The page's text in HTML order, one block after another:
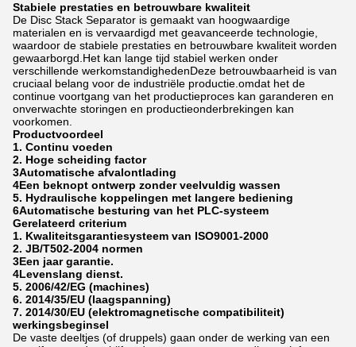
Stabiele prestaties en betrouwbare kwaliteit
De Disc Stack Separator is gemaakt van hoogwaardige
materialen en is vervaardigd met geavanceerde technologie,
waardoor de stabiele prestaties en betrouwbare kwaliteit worden
gewaarborgd.Het kan lange tijd stabiel werken onder
verschillende werkomstandighedenDeze betrouwbaarheid is van
cruciaal belang voor de industriële productie.omdat het de
continue voortgang van het productieproces kan garanderen en
onverwachte storingen en productieonderbrekingen kan
voorkomen.
Productvoordeel
1. Continu voeden
2. Hoge scheiding factor
3Automatische afvalontlading
4Een beknopt ontwerp zonder veelvuldig wassen
5. Hydraulische koppelingen met langere bediening
6Automatische besturing van het PLC-systeem
Gerelateerd criterium
1. Kwaliteitsgarantiesysteem van ISO9001-2000
2. JB/T502-2004 normen
3Een jaar garantie.
4Levenslang dienst.
5. 2006/42/EG (machines)
6. 2014/35/EU (laagspanning)
7. 2014/30/EU (elektromagnetische compatibiliteit)
werkingsbeginsel
De vaste deeltjes (of druppels) gaan onder de werking van een